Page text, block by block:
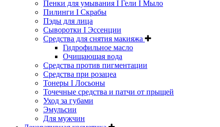
Пенки для умывания I Гели I Мыло
Пилинги I Cкрабы
Пэды для лица
Сыворотки I Эссенции
Средства для снятия макияжа
Гидрофильное масло
Очищающая вода
Средства против пигментации
Средства при розацеа
Тонеры I Лосьоны
Точечные средства и патчи от прыщей
Уход за губами
Эмульсии
Для мужчин